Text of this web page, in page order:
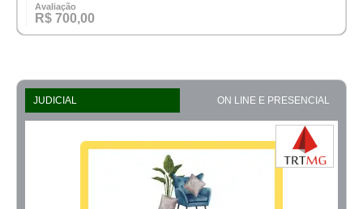
Avaliação
R$ 700,00
JUDICIAL ON LINE E PRESENCIAL